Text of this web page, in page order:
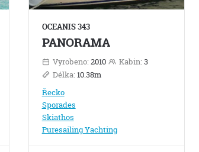
OCEANIS 343
PANORAMA
Vyrobeno: 2010 Kabin: 3
Délka: 10.38m
Řecko
Sporades
Skiathos
Puresailing Yachting